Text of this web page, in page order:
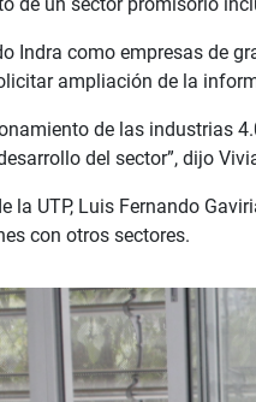
de un sector promisorio
Indra como empresas de
ampliación de la
de las industrias
del sector”, dijo
la UTP, Luis Fernando
con otros sectores.